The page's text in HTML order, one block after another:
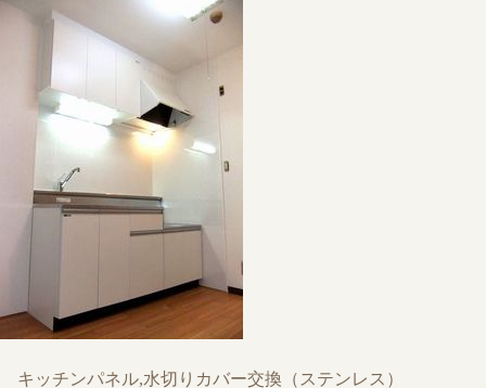
キッチンパネル,水切りカバー交換（ステンレス）